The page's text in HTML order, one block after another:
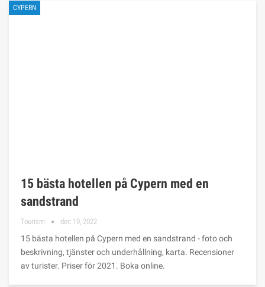
CYPERN
15 bästa hotellen på Cypern med en
sandstrand
Tourism dec 19, 2022
15 bästa hotellen på Cypern med en sandstrand - foto och
beskrivning, tjänster och underhållning, karta. Recensioner
av turister. Priser för 2021. Boka online.